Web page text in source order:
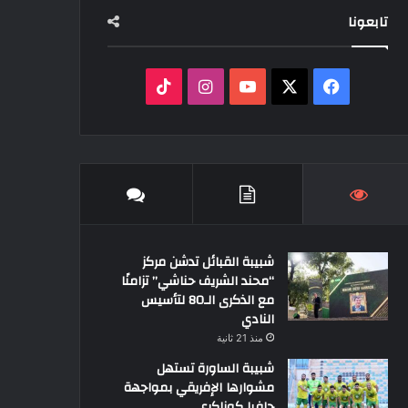
تابعونا
فيسبوك ‫YouTubeانستقرام
شبيبة القبائل تدشن مركز
“محند الشريف حناشي” تزامنًا
مع الذكرى الـ80 لتأسيس
النادي
منذ 21 ثانية
شبيبة الساورة تستهل
مشوارها الإفريقي بمواجهة